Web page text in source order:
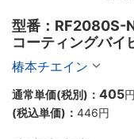
型番：RF2080S-
コーティングバイ
椿本チエイン
通常単価(税別)： 405円
(税込単価)： 446円